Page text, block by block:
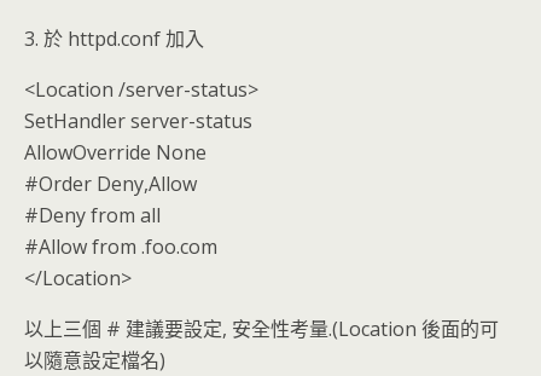
3. 於 httpd.conf 加入
<Location /server-status>
SetHandler server-status
AllowOverride None
#Order Deny,Allow
#Deny from all
#Allow from .foo.com
</Location>
以上三個 # 建議要設定, 安全性考量.(Location 後面的可
以隨意設定檔名)